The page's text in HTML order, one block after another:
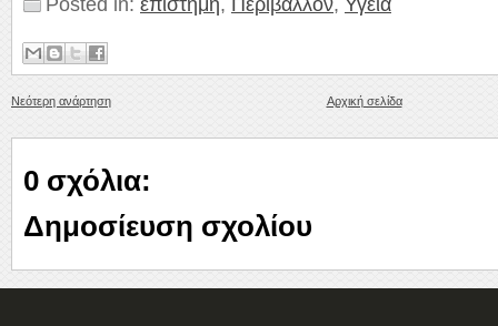
Νεότερη ανάρτηση Αρχική σελίδα
0 σχόλια:
Δημοσίευση σχολίου